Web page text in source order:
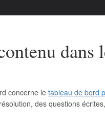
concerne le tableau de bord
des questions